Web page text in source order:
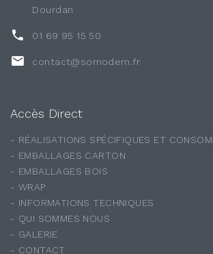
Dourdan
01 69 95 15 50
contact@somodem.fr
Accès Direct
- RÉALISATIONS SPÉCIFIQUES ET
- EMBALLAGES CARTON
- EMBALLAGES BOIS
- WRAP
- INFORMATIONS TECHNIQUES
- QUI SOMMES NOUS
- GALERIE
- CONTACT